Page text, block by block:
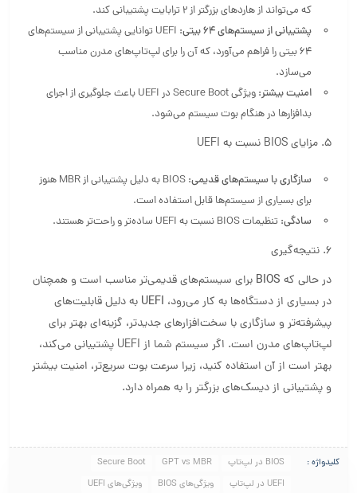
که می‌تواند از هاردهای بزرگتر از 2 ترابایت پشتیبانی کند.
پشتیبانی از سیستم‌های 64 بیتی:
UEFI توانایی پشتیبانی از سیستم‌های
64 بیتی را فراهم می‌آورد، که آن را برای لپ‌تاپ‌های مدرن مناسب
می‌سازد.
امنیت بیشتر:
ویژگی Secure Boot در UEFI باعث جلوگیری از اجرای
بدافزارها در هنگام بوت سیستم می‌شود.
5. مزایای BIOS نسبت به UEFI
سازگاری با سیستم‌های قدیمی:
BIOS به دلیل پشتیبانی از MBR هنوز
برای بسیاری از سیستم‌ها قابل استفاده است.
سادگی: تنظیمات BIOS نسبت به UEFI ساده‌تر و راحت‌تر هستند.
6. نتیجه‌گیری
در حالی که BIOS برای سیستم‌های قدیمی‌تر مناسب است و همچنان
در بسیاری از دستگاه‌ها به کار می‌رود، UEFI به دلیل قابلیت‌های
پیشرفته‌تر و سازگاری با سخت‌افزارهای جدیدتر، گزینه‌ای بهتر برای
لپ‌تاپ‌های مدرن است. اگر سیستم شما از UEFI پشتیبانی می‌کند،
بهتر است از آن استفاده کنید، زیرا سرعت بوت سریع‌تر، امنیت بیشتر
و پشتیبانی از دیسک‌های بزرگتر را به همراه دارد.
کلیدواژه : BIOS در لپ‌تاپ GPT vs MBR
Secure Boot
UEFI در لپ‌تاپ
ویژگی‌های BIOS
ویژگی‌های UEFI